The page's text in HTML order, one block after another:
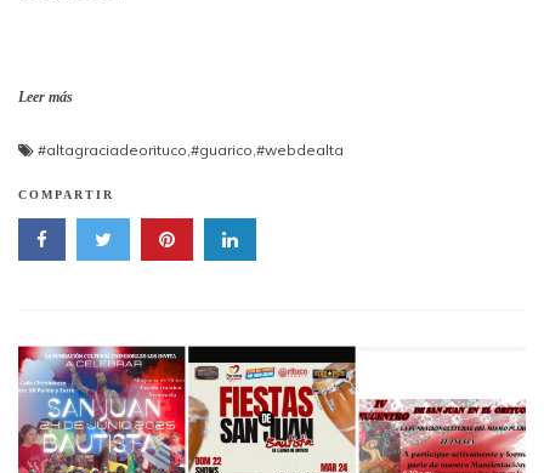
Leer más
#altagraciadeorituco #guarico #webdealta
COMPARTIR